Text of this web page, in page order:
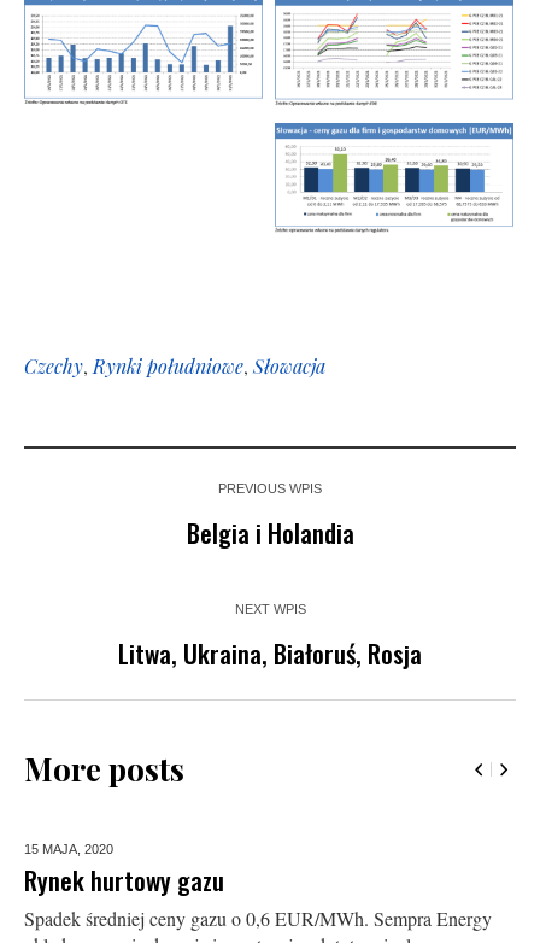
Czechy, Rynki południowe, Słowacja
PREVIOUS WPIS
Belgia i Holandia
NEXT WPIS
Litwa, Ukraina, Białoruś, Rosja
More posts
15 MAJA, 2020
Rynek hurtowy gazu
Spadek średniej ceny gazu o 0,6 EUR/MWh. Sempra Energy